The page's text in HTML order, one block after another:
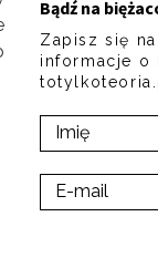
Bądź na
Zapisz się
informacje o